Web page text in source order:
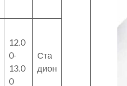
12.0
0-
13.0
0
Ста
дион